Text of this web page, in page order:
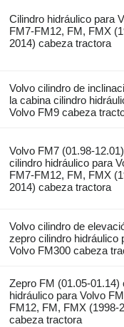
Cilindro hidráulico para
FM7-FM12, FM, FMX
2014) cabeza tractora
Volvo cilindro de
la cabina cilindro
Volvo FM9 cabeza
Volvo FM7 (01.98-12.01)
cilindro hidráulico para
FM7-FM12, FM, FMX
2014) cabeza tractora
Volvo cilindro de
zepro cilindro hidráulico
Volvo FM300 cabeza
Zepro FM (01.05-01.14)
hidráulico para Volvo
FM12, FM, FMX (1998-
cabeza tractora